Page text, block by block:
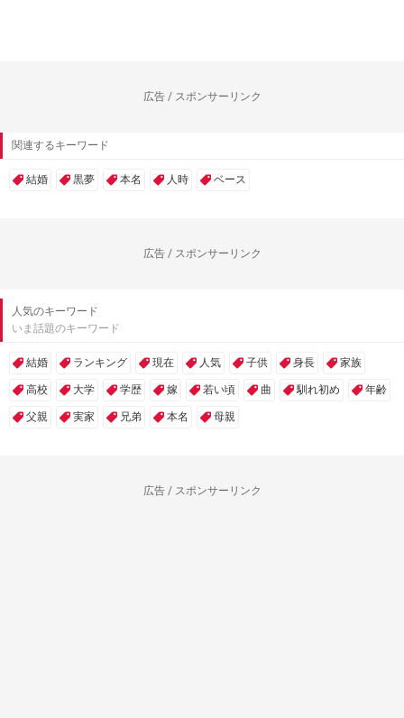
広告 / スポンサーリンク
関連するキーワード
結婚 黒夢 本名 人時 ベース
広告 / スポンサーリンク
人気のキーワード
いま話題のキーワード
結婚 ランキング 現在 人気 子供 身長 家族
高校 大学 学歴 嫁 若い頃 曲 馴れ初め 年齢
父親 実家 兄弟 本名 母親
広告 / スポンサーリンク